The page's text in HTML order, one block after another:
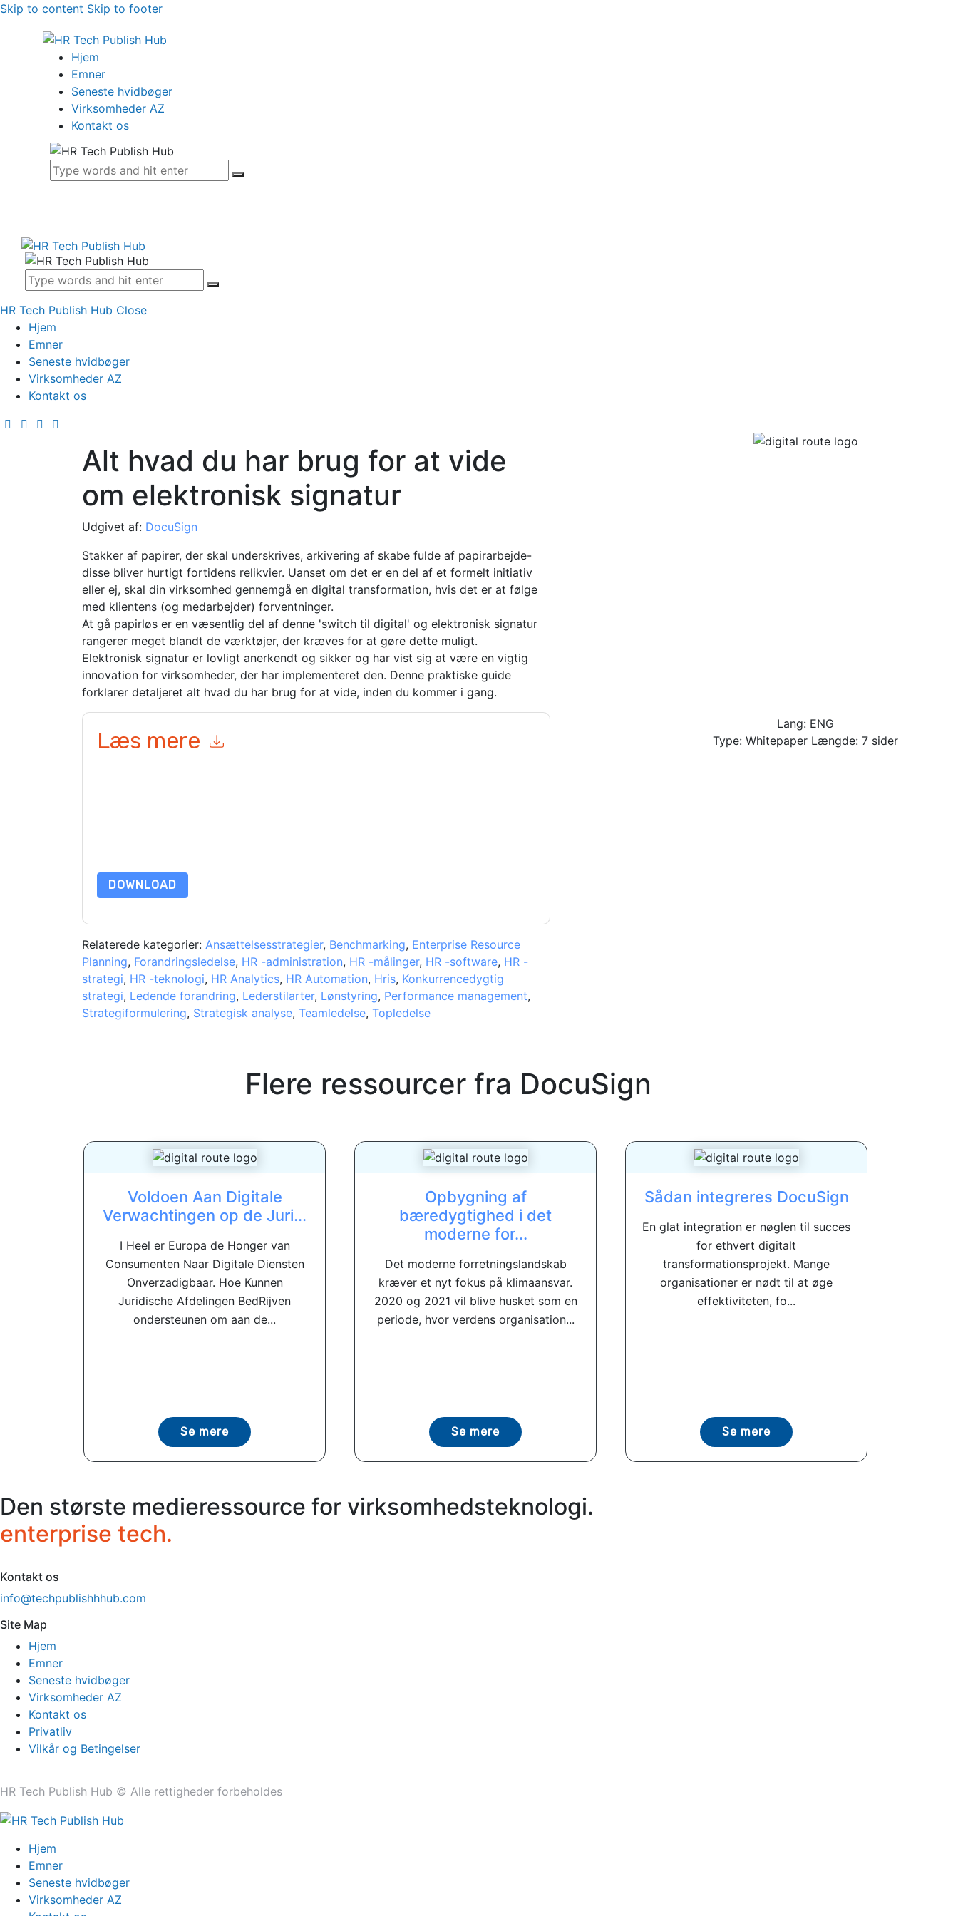
Skip to content Skip to footer
Hjem
Emner
Seneste hvidbøger
Virksomheder AZ
Kontakt os
HR Tech Publish Hub Close
Hjem
Emner
Seneste hvidbøger
Virksomheder AZ
Kontakt os
Alt hvad du har brug for at vide
om elektronisk signatur
Udgivet af: DocuSign
Stakker af papirer, der skal underskrives, arkivering af skabe fulde af papirarbejde-
disse bliver hurtigt fortidens relikvier. Uanset om det er en del af et formelt initiativ
eller ej, skal din virksomhed gennemgå en digital transformation, hvis det er at følge
med klientens (og medarbejder) forventninger.
At gå papirløs er en væsentlig del af denne 'switch til digital' og elektronisk signatur
rangerer meget blandt de værktøjer, der kræves for at gøre dette muligt.
Elektronisk signatur er lovligt anerkendt og sikker og har vist sig at være en vigtig
innovation for virksomheder, der har implementeret den. Denne praktiske guide
forklarer detaljeret alt hvad du har brug for at vide, inden du kommer i gang.
Læs mere
DOWNLOAD
Relaterede kategorier: Ansættelsesstrategier, Benchmarking, Enterprise Resource
Planning, Forandringsledelse, HR -administration, HR -målinger, HR -software, HR -
strategi, HR -teknologi, HR Analytics, HR Automation, Hris, Konkurrencedygtig
strategi, Ledende forandring, Lederstilarter, Lønstyring, Performance management,
Strategiformulering, Strategisk analyse, Teamledelse, Topledelse
Lang: ENG
Type: Whitepaper Længde: 7 sider
Flere ressourcer fra DocuSign
Voldoen Aan Digitale
Verwachtingen op de Juri...
I Heel er Europa de Honger van
Consumenten Naar Digitale Diensten
Onverzadigbaar. Hoe Kunnen
Juridische Afdelingen BedRijven
ondersteunen om aan de...
Se mere
Opbygning af
bæredygtighed i det
moderne for...
Det moderne forretningslandskab
kræver et nyt fokus på klimaansvar.
2020 og 2021 vil blive husket som en
periode, hvor verdens organisation...
Se mere
Sådan integreres DocuSign
En glat integration er nøglen til succes
for ethvert digitalt
transformationsprojekt. Mange
organisationer er nødt til at øge
effektiviteten, fo...
Se mere
Den største medieressource for virksomhedsteknologi.
enterprise tech.
Kontakt os
info@techpublishhhub.com
Site Map
Hjem
Emner
Seneste hvidbøger
Virksomheder AZ
Kontakt os
Privatliv
Vilkår og Betingelser
HR Tech Publish Hub © Alle rettigheder forbeholdes
Hjem
Emner
Seneste hvidbøger
Virksomheder AZ